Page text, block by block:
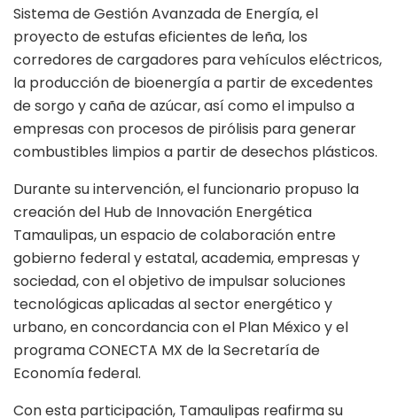
Sistema de Gestión Avanzada de Energía, el
proyecto de estufas eficientes de leña, los
corredores de cargadores para vehículos eléctricos,
la producción de bioenergía a partir de excedentes
de sorgo y caña de azúcar, así como el impulso a
empresas con procesos de pirólisis para generar
combustibles limpios a partir de desechos plásticos.
Durante su intervención, el funcionario propuso la
creación del Hub de Innovación Energética
Tamaulipas, un espacio de colaboración entre
gobierno federal y estatal, academia, empresas y
sociedad, con el objetivo de impulsar soluciones
tecnológicas aplicadas al sector energético y
urbano, en concordancia con el Plan México y el
programa CONECTA MX de la Secretaría de
Economía federal.
Con esta participación, Tamaulipas reafirma su